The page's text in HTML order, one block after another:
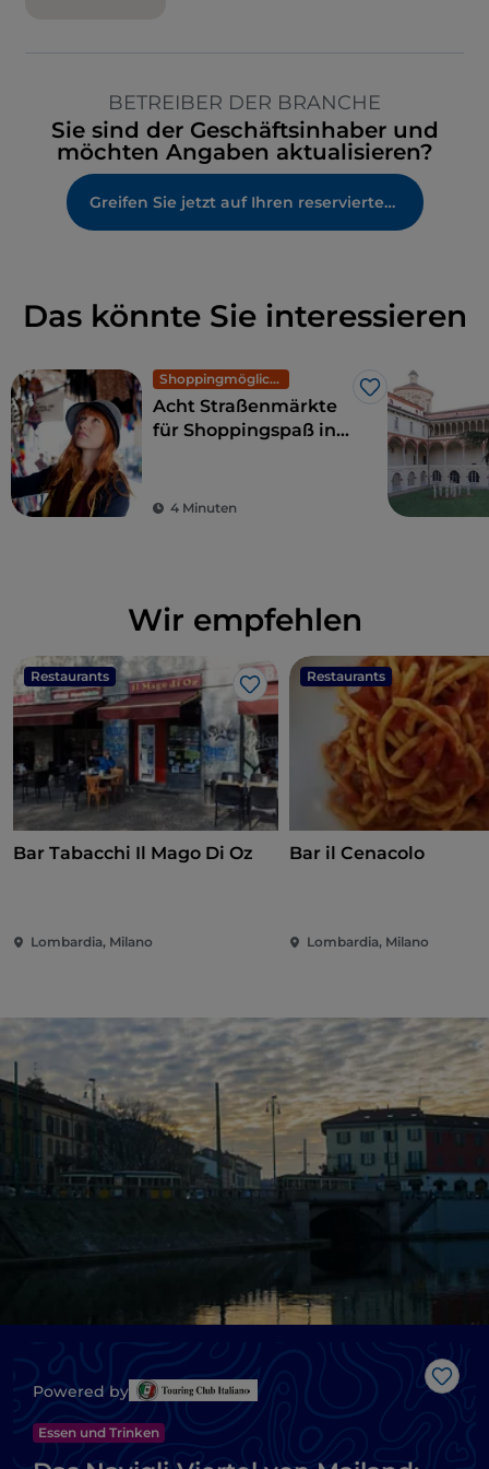
BETREIBER DER BRANCHE
Sie sind der Geschäftsinhaber und
möchten Angaben aktualisieren?
Greifen Sie jetzt auf Ihren reservierten Bereich zu
Das könnte Sie interessieren
Shoppingmöglichkeiten und Märkte
Like
Acht Straßenmärkte
für Shoppingspaß in
Preisen
4 Minuten
Wir empfehlen
Restaurants
Like
Bar Tabacchi Il Mago Di Oz
Lombardia, Milano
Restaurants
Bar il Cenacolo
Lombardia, Milano
Like
Powered by
Essen und Trinken